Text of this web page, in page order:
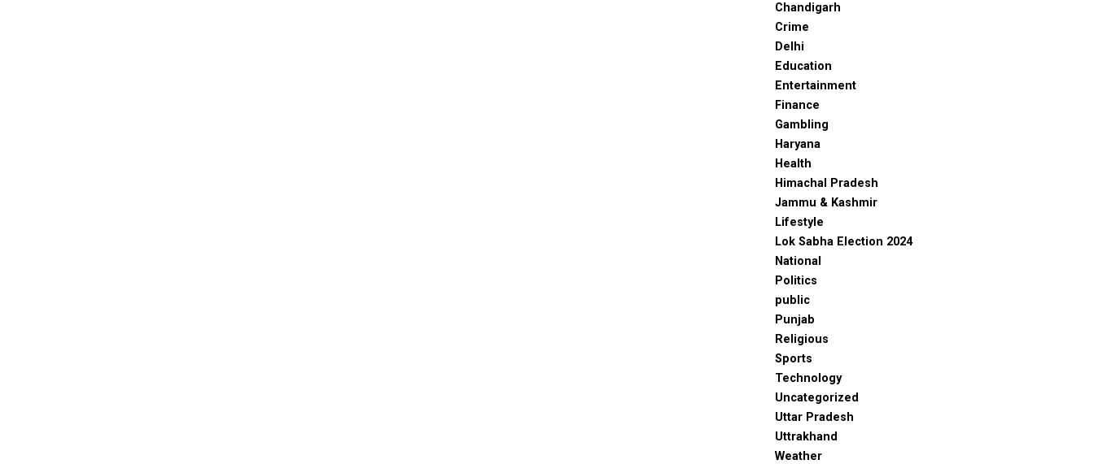
Chandigarh
Crime
Delhi
Education
Entertainment
Finance
Gambling
Haryana
Health
Himachal Pradesh
Jammu & Kashmir
Lifestyle
Lok Sabha Election 2024
National
Politics
public
Punjab
Religious
Sports
Technology
Uncategorized
Uttar Pradesh
Uttrakhand
Weather